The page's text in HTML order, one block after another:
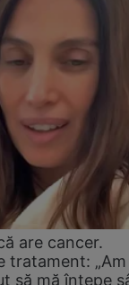
are cancer.
tratament:
să mă înțepe